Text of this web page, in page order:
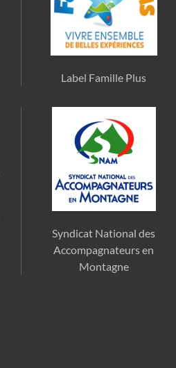
Label Famille Plus
Syndicat National des
Accompagnateurs en
Montagne